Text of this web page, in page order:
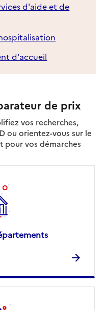
d'aide et de
d'accueil
de prix
vos recherches,
ou orientez-vous sur le
vos démarches